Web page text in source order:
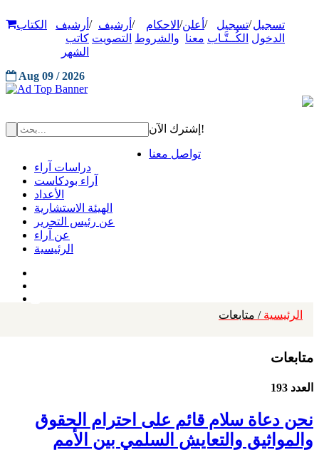
تسجيل
الدخول
/تسجيل
الكُــتَّـاب
/ أعلن
معنا
/ الاحكام
والشروط
/ أرشيف
التصويت
/ أرشيف
كاتب
الشهر
الكتاب
Aug 09 / 2026
إشترك الآن!
تواصل معنا
دراسات آراء
آراء بودكاست
الأعداد
الهيئة الاستشارية
عن رئيس التحرير
عن آراء
الرئيسية
الرئيسية / متابعات
متابعات
العدد 193
نحن دعاة سلام قائم على احترام الحقوق
والمواثيق والتعايش السلمي بين الأمم